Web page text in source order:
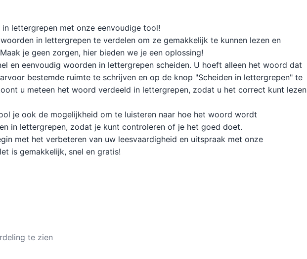
lettergrepen met onze eenvoudige tool!
in lettergrepen te verdelen om ze gemakkelijk te kunnen lezen en
je geen zorgen, hier bieden we je een oplossing!
en eenvoudig woorden in lettergrepen scheiden. U hoeft alleen het woord dat
bestemde ruimte te schrijven en op de knop "Scheiden in lettergrepen" te
u meteen het woord verdeeld in lettergrepen, zodat u het correct kunt lezen
je ook de mogelijkheid om te luisteren naar hoe het woord wordt
in lettergrepen, zodat je kunt controleren of je het goed doet.
met het verbeteren van uw leesvaardigheid en uitspraak met onze
is gemakkelijk, snel en gratis!
te zien